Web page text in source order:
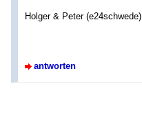
Holger & Peter (e24schwede)
antworten